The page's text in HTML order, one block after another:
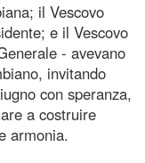
il Vescovo
e il Vescovo
- avevano
invitando
con speranza,
a costruire
armonia.